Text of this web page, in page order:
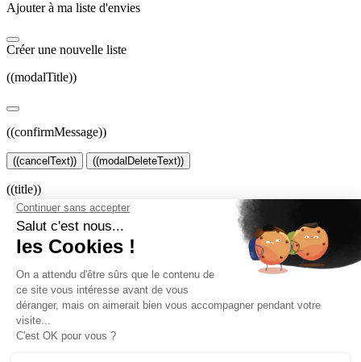
Ajouter à ma liste d'envies
Créer une nouvelle liste
((modalTitle))
((confirmMessage))
((cancelText)) ((modalDeleteText))
((title))
((label))
((cancelText)) ((createText))
Connexion
Vous devez être connecté pour ajouter des produits à votre liste